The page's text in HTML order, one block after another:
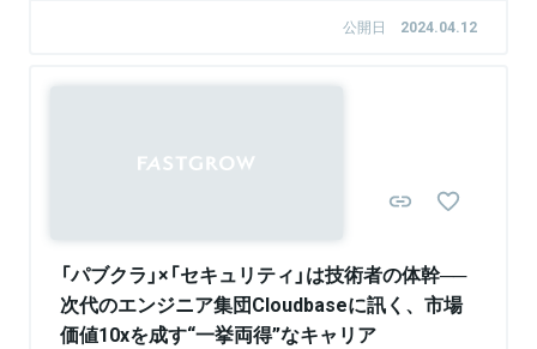
公開日 2024.04.12
「パブクラ」×「セキュリティ」は技術者の体幹──
次代のエンジニア集団Cloudbaseに訊く、市場
価値10xを成す“一挙両得”なキャリア